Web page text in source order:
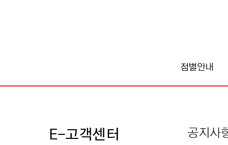
점별안내
E-고객센터 공지사